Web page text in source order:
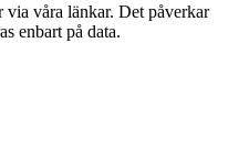
våra länkar. Det påverkar
enbart på data.